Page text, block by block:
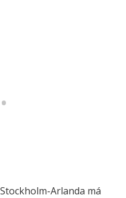
Arlanda má